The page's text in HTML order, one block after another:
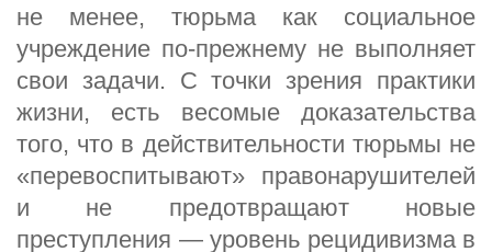
не менее, тюрьма как социальное
учреждение по-прежнему не выполняет
свои задачи. С точки зрения практики
жизни, есть весомые доказательства
того, что в действительности тюрьмы не
«перевоспитывают» правонарушителей
и не предотвращают новые
преступления — уровень рецидивизма в